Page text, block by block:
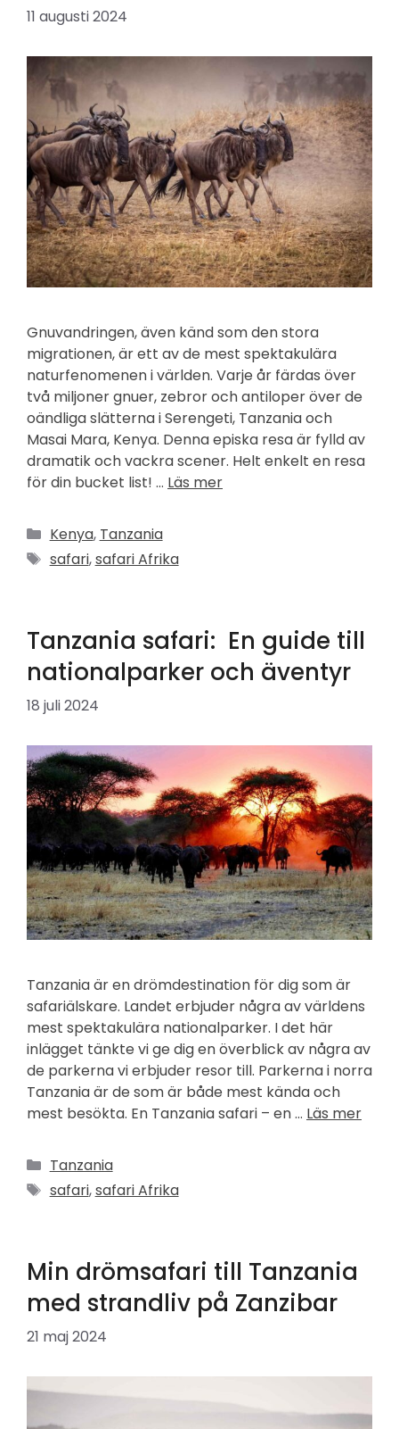
11 augusti 2024
Gnuvandringen, även känd som den stora
migrationen, är ett av de mest spektakulära
naturfenomenen i världen. Varje år färdas över
två miljoner gnuer, zebror och antiloper över de
oändliga slätterna i Serengeti, Tanzania och
Masai Mara, Kenya. Denna episka resa är fylld av
dramatik och vackra scener. Helt enkelt en resa
för din bucket list! … Läs mer
Kategorier
Kenya, Tanzania
Etiketter
safari,safari Afrika
Tanzania safari: En guide till
nationalparker och äventyr
18 juli 2024
Tanzania är en drömdestination för dig som är
safariälskare. Landet erbjuder några av världens
mest spektakulära nationalparker. I det här
inlägget tänkte vi ge dig en överblick av några av
de parkerna vi erbjuder resor till. Parkerna i norra
Tanzania är de som är både mest kända och
mest besökta. En Tanzania safari – en … Läs mer
Kategorier
Tanzania
Etiketter
safari,safari Afrika
Min drömsafari till Tanzania
med strandliv på Zanzibar
21 maj 2024